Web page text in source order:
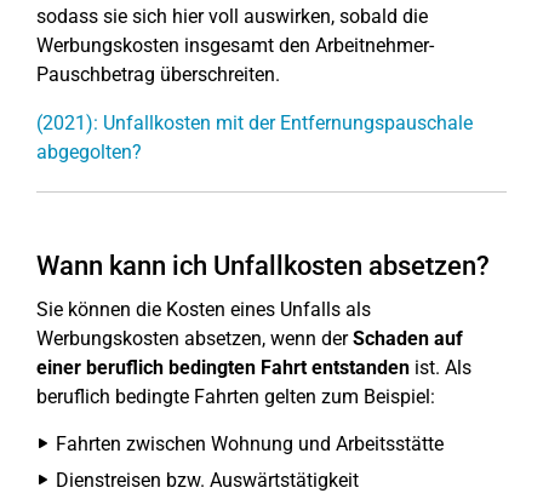
sodass sie sich hier voll auswirken, sobald die
Werbungskosten insgesamt den Arbeitnehmer-
Pauschbetrag überschreiten.
(2021): Unfallkosten mit der Entfernungspauschale
abgegolten?
Wann kann ich Unfallkosten absetzen?
Sie können die Kosten eines Unfalls als
Werbungskosten absetzen, wenn derSchaden auf
einer beruflich bedingten Fahrt entstanden ist. Als
beruflich bedingte Fahrten gelten zum Beispiel:
Fahrten zwischen Wohnung und Arbeitsstätte
Dienstreisen bzw. Auswärtstätigkeit